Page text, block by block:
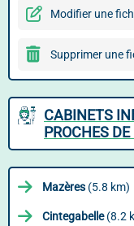
Modifier une
Supprimer une
CABINETS
PROCHES
Mazères (5.8 km)
Cintegabelle(8.2